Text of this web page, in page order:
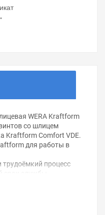
WERA Kraftform
со шлицем
Kraftform Comfort VDE.
для работы в
трудоёмкий процесс
срок службы
от коррозии и